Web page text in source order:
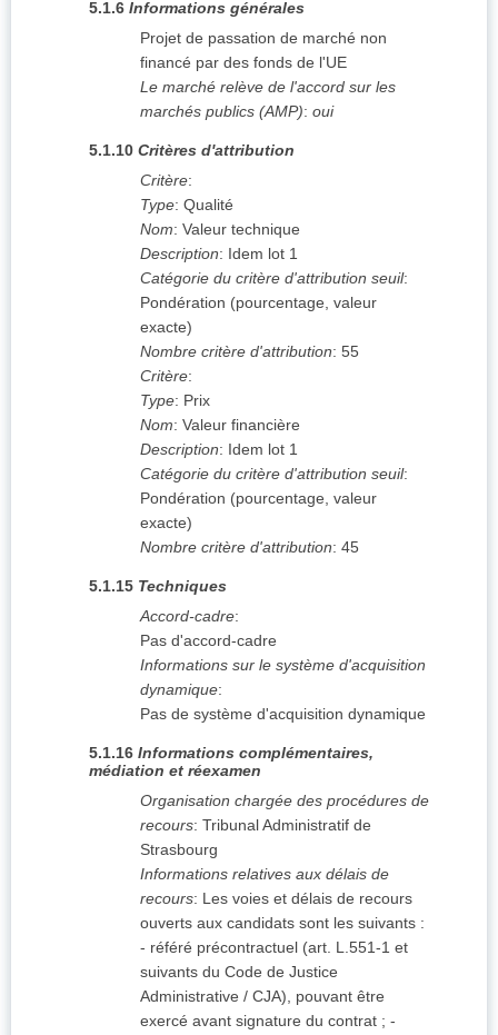
5.1.6 Informations générales
Projet de passation de marché non
financé par des fonds de l'UE
Le marché relève de l'accord sur les
marchés publics (AMP): oui
5.1.10 Critères d'attribution
Critère:
Type: Qualité
Nom: Valeur technique
Description: Idem lot 1
Catégorie du critère d'attribution seuil:
Pondération (pourcentage, valeur
exacte)
Nombre critère d'attribution: 55
Critère:
Type: Prix
Nom: Valeur financière
Description: Idem lot 1
Catégorie du critère d'attribution seuil:
Pondération (pourcentage, valeur
exacte)
Nombre critère d'attribution: 45
5.1.15 Techniques
Accord-cadre:
Pas d'accord-cadre
Informations sur le système d'acquisition
dynamique:
Pas de système d'acquisition dynamique
5.1.16 Informations complémentaires,
médiation et réexamen
Organisation chargée des procédures de
recours: Tribunal Administratif de
Strasbourg
Informations relatives aux délais de
recours: Les voies et délais de recours
ouverts aux candidats sont les suivants :
- référé précontractuel (art. L.551-1 et
suivants du Code de Justice
Administrative / CJA), pouvant être
exercé avant signature du contrat ; -